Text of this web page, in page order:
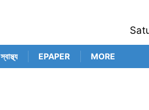
স্বাস্থ্য EPAPER MORE